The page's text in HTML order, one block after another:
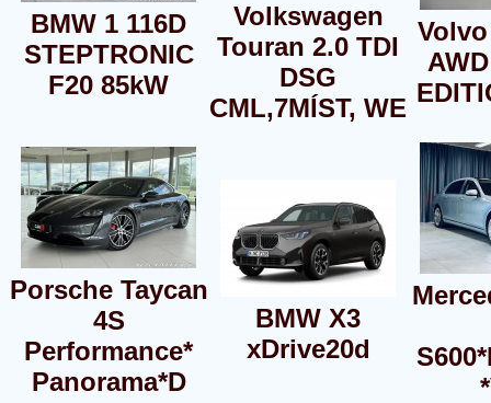
BMW 1 116D
STEPTRONIC
F20 85kW
Volkswagen
Touran 2.0 TDI
DSG
CML,7MÍST, WE
Porsche Taycan
4S
Performance*
Panorama*D
BMW X3
xDrive20d